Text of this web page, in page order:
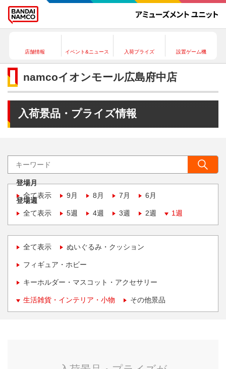
店舗情報 イベント&ニュース 入荷プライズ 設置ゲーム機
namcoイオンモール広島府中店
入荷景品・プライズ情報
登場月
全て表示
9月 8月 7月 6月
登場週
全て表示
5週 4週 3週 2週 1週
全て表示 ぬいぐるみ・クッション
フィギュア・ホビー
キーホルダー・マスコット・アクセサリー
生活雑貨・インテリア・小物 その他景品